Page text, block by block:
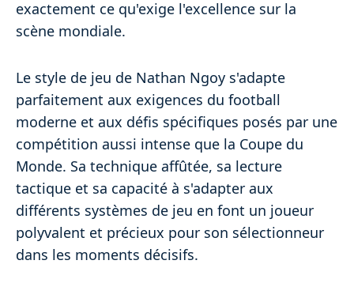
exactement ce qu'exige l'excellence sur la
scène mondiale.
Le style de jeu de Nathan Ngoy s'adapte
parfaitement aux exigences du football
moderne et aux défis spécifiques posés par une
compétition aussi intense que la Coupe du
Monde. Sa technique affûtée, sa lecture
tactique et sa capacité à s'adapter aux
différents systèmes de jeu en font un joueur
polyvalent et précieux pour son sélectionneur
dans les moments décisifs.